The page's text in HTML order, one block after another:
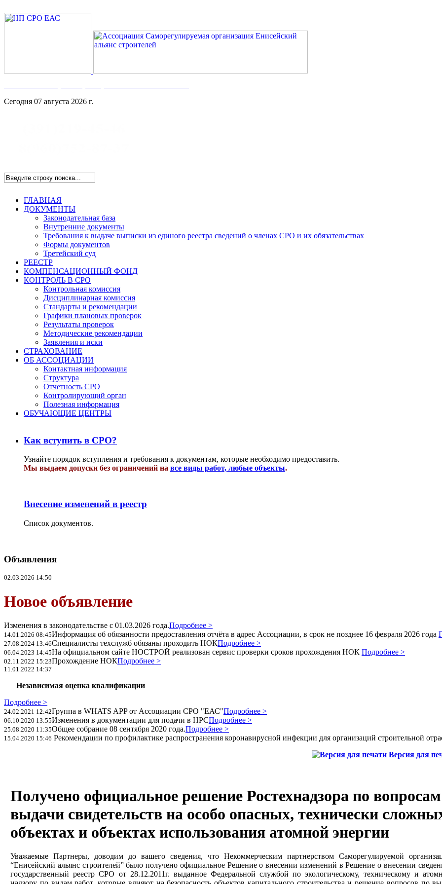
Сегодня 07 августа 2026 г.
ГЛАВНАЯ
ДОКУМЕНТЫ
Законодательная база
Внутренние документы
Требования к выдаче выписки из единого реестра сведений о членах СРО и их обязательствах
Формы документов
Третейский суд
РЕЕСТР
КОМПЕНСАЦИОННЫЙ ФОНД
КОНТРОЛЬ В СРО
Контрольная комиссия
Дисциплинарная комиссия
Стандарты и рекомендации
Графики плановых проверок
Результаты проверок
Методические рекомендации
Заявления и иски
СТРАХОВАНИЕ
ОБ АССОЦИАЦИИ
Контактная информация
Структура
Отчетность СРО
Контролирующий орган
Полезная информация
ОБУЧАЮЩИЕ ЦЕНТРЫ
Как вступить в СРО?
Узнайте порядок вступления и требования к документам, которые необходимо предоставить.
Мы выдаем допуски без ограничений на все виды работ, любые объекты.
Внесение изменений в реестр
Список документов.
Объявления
02.03.2026 14:50
Новое объявление
Изменения в законодательстве с 01.03.2026 года.Подробнее >
14.01.2026 08:45Информация об обязанности предоставления отчёта в адрес Ассоциации, в срок не позднее 16 февраля 2026 года
27.08.2024 13:46Специалисты техслужб обязаны проходить НОКПодробнее >
06.04.2023 14:45На официальном сайте НОСТРОЙ реализован сервис проверки сроков прохождения НОК Подробнее >
02.11.2022 15:23Прохождение НОКПодробнее >
11.01.2022 14:37
Независимая оценка квалификации
Подробнее >
24.02.2021 12:42Группа в WHATS APP от Ассоциации СРО "ЕАС"Подробнее >
06.10.2020 13:55Изменения в документации для подачи в НРСПодробнее >
25.08.2020 11:35Общее собрание 08 сентября 2020 года.Подробнее >
15.04.2020 15:46 Рекомендации по профилактике распространения коронавирусной инфекции для организаций строительной
Версия для
Получено официальное решение Ростехнадзора по вопросам
выдачи свидетельств на особо опасных, технически
объектах и объектах использования атомной энергии
Уважаемые Партнеры, доводим до вашего сведения, что Некоммерческим партнерством Саморегулируемой
“Енисейский альянс строителей” было получено официальное Решение о внесении изменений в Решение о внесении
государственный реестр СРО от 28.12.2011г. выданное Федеральной службой по экологическому, техническому и